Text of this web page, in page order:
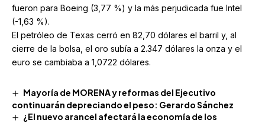
fueron para Boeing (3,77 %) y la más perjudicada fue Intel
(-1,63 %).
El petróleo de Texas cerró en 82,70 dólares el barril y, al
cierre de la bolsa, el oro subía a 2.347 dólares la onza y el
euro se cambiaba a 1,0722 dólares.
Mayoría de MORENA y reformas del Ejecutivo
continuarán depreciando el peso: Gerardo Sánchez
¿El nuevo arancel afectará la economía de los